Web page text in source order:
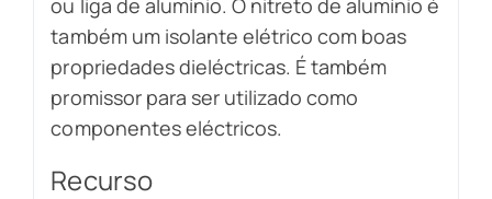
ou liga de alumínio. O nitreto de alumínio é
também um isolante elétrico com boas
propriedades dieléctricas. É também
promissor para ser utilizado como
componentes eléctricos.
Recurso